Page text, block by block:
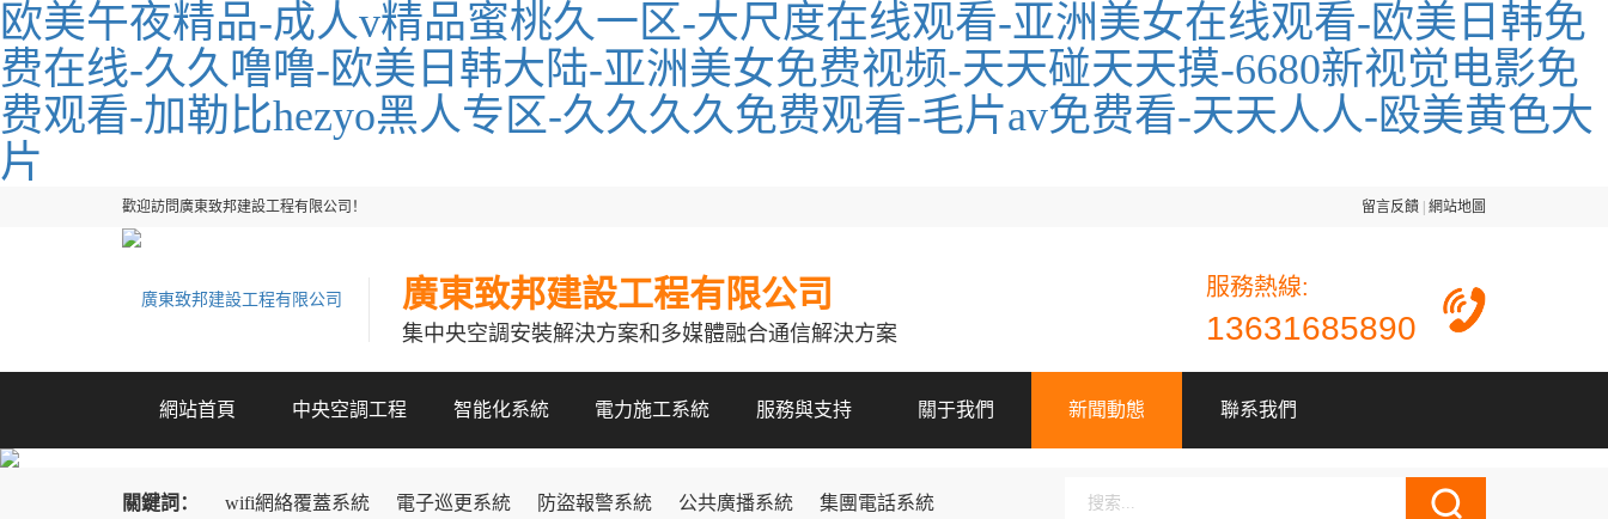
欧美午夜精品-成人v精品蜜桃久一区-大尺度在线观看-亚洲美女在线观看-欧美日韩免
费在线-久久噜噜-欧美日韩大陆-亚洲美女免费视频-天天碰天天摸-6680新视觉电影免
费观看-加勒比hezyo黑人专区-久久久久免费观看-毛片av免费看-天天人人-殴美黄色大
片
歡迎訪問廣東致邦建設工程有限公司！ 留言反饋 網站地圖
廣東致邦建設工程有限公司
集中央空調安裝解決方案和多媒體融合通信解決方案
服務熱線:
13631685890
網站首頁 中央空調工程 智能化系統 電力施工系統 服務與支持 關于我們 新聞動態 聯系我們
關鍵詞： wifi網絡覆蓋系統 電子巡更系統 防盜報警系統 公共廣播系統 集團電話系統